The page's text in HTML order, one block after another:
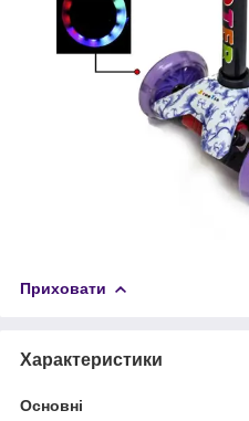
Приховати
Характеристики
Основні